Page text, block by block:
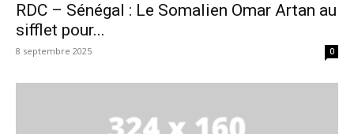
RDC – Sénégal : Le Somalien Omar Artan au
sifflet pour...
8 septembre 2025 0